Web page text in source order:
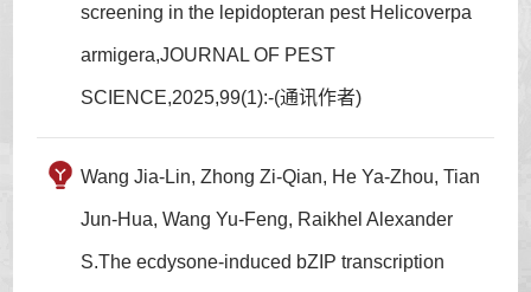
screening in the lepidopteran pest Helicoverpa
armigera,JOURNAL OF PEST
SCIENCE,2025,99(1):-(通讯作者)
Wang Jia-Lin, Zhong Zi-Qian, He Ya-Zhou, Tian
Jun-Hua, Wang Yu-Feng, Raikhel Alexander
S.The ecdysone-induced bZIP transcription